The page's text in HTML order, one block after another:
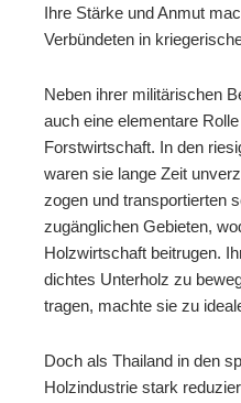
Ihre Stärke und Anmut
Verbündeten in
Neben ihrer militärischen
auch eine elementare
Forstwirtschaft. In den
waren sie lange Zeit
zogen und transportierten
zugänglichen Gebieten,
Holzwirtschaft beitrugen.
dichtes Unterholz zu
tragen, machte sie zu
Doch als Thailand in den
Holzindustrie stark